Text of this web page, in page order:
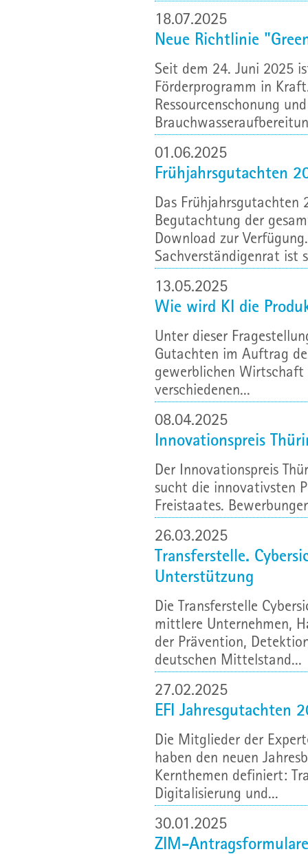
18.07.2025
Neue Richtlinie
Seit dem 24. Juni 2025
Förderprogramm in
Ressourcenschonung
01.06.2025
Frühjahrsgutachten
Das Frühjahrsgutachten
Begutachtung der
Download zur
Sachverständigenrat ist
13.05.2025
Wie wird KI die
Unter dieser
Gutachten im Auftrag
gewerblichen Wirtschaft
verschiedenen...
08.04.2025
Innovationspreis
Der Innovationspreis
sucht die innovativsten
Freistaates.
26.03.2025
Transferstelle.
Unterstützung
Die Transferstelle
mittlere Unternehmen,
der Prävention,
deutschen Mittelstand...
27.02.2025
EFI Jahresgutachten
Die Mitglieder der
haben den neuen
Kernthemen definiert:
Digitalisierung und...
30.01.2025
ZIM-